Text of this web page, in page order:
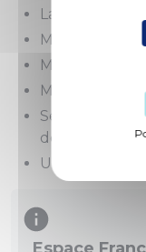
La Poste
Ministère de
Ministère de
Mutualité
Services des
des Finances
Urssaf